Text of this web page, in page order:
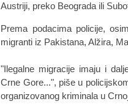
Austriji, preko Beograda ili
Prema podacima policije,
migranti iz Pakistana, Alžira,
"Ilegalne migracije imaju i
Crne Gore...", piše u
organizovanog kriminala u